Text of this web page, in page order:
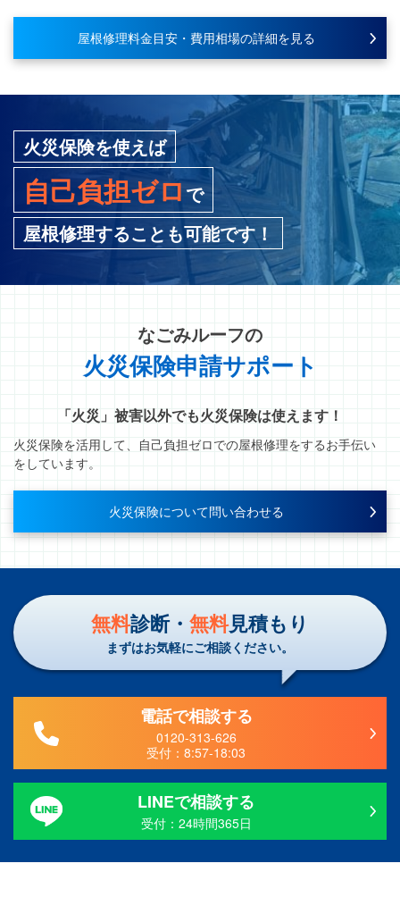
屋根修理料金目安・費用相場の詳細を見る
火災保険を使えば
自己負担ゼロで
屋根修理することも可能です！
なごみルーフの
火災保険申請サポート
「火災」被害以外でも火災保険は使えます！
火災保険を活用して、自己負担ゼロでの屋根修理をするお手伝い
をしています。
火災保険について問い合わせる
無料診断・ 無料見積もり
まずはお気軽にご相談ください。
電話で相談する
0120-313-626
受付：8:57-18:03
LINEで相談する
受付：24時間365日